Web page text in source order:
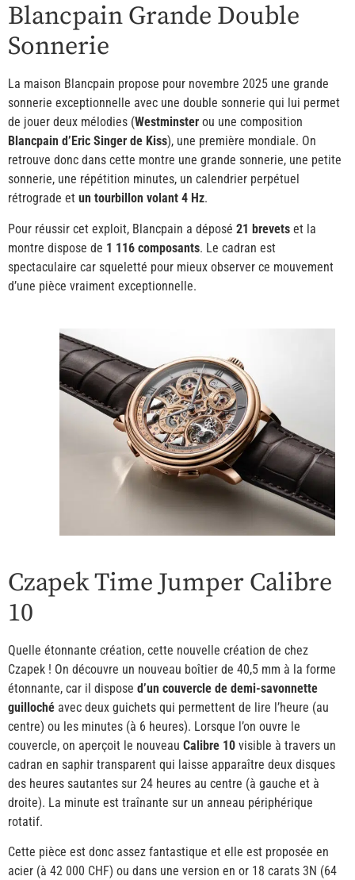
Blancpain Grande Double
Sonnerie
La maison Blancpain propose pour novembre 2025 une grande
sonnerie exceptionnelle avec une double sonnerie qui lui permet
de jouer deux mélodies (Westminster ou une composition
Blancpain d’Eric Singer de Kiss), une première mondiale. On
retrouve donc dans cette montre une grande sonnerie, une petite
sonnerie, une répétition minutes, un calendrier perpétuel
rétrograde et un tourbillon volant 4 Hz.
Pour réussir cet exploit, Blancpain a déposé 21 brevets et la
montre dispose de 1 116 composants. Le cadran est
spectaculaire car squeletté pour mieux observer ce mouvement
d’une pièce vraiment exceptionnelle.
Czapek Time Jumper Calibre
10
Quelle étonnante création, cette nouvelle création de chez
Czapek ! On découvre un nouveau boîtier de 40,5 mm à la forme
étonnante, car il dispose d’un couvercle de demi-savonnette
guilloché avec deux guichets qui permettent de lire l’heure (au
centre) ou les minutes (à 6 heures). Lorsque l’on ouvre le
couvercle, on aperçoit le nouveau Calibre 10 visible à travers un
cadran en saphir transparent qui laisse apparaître deux disques
des heures sautantes sur 24 heures au centre (à gauche et à
droite). La minute est traînante sur un anneau périphérique
rotatif.
Cette pièce est donc assez fantastique et elle est proposée en
acier (à 42 000 CHF) ou dans une version en or 18 carats 3N (64